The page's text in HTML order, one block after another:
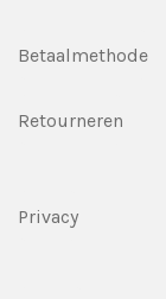
Betaalmethode
Retourneren
Privacy